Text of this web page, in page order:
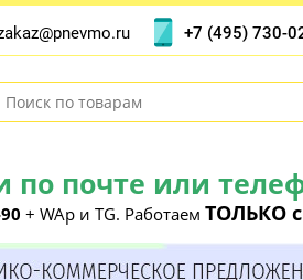
почте или
+ WAp и TG. Работаем ТОЛЬКО
+7 (495) 730-